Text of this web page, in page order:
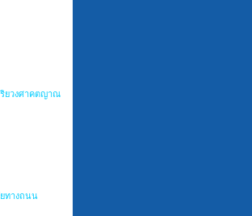
ยวงศาคตญาณ
ทางถนน